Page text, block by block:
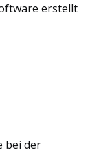
erstellt
bei der